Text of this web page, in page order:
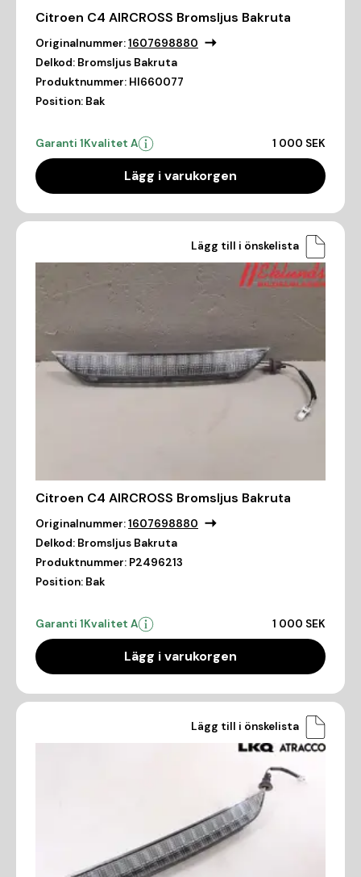
Citroen C4 AIRCROSS Bromsljus Bakruta
Originalnummer:1607698880
Delkod: Bromsljus Bakruta
Produktnummer: HI660077
Position: Bak
Garanti 1Kvalitet A 1 000 SEK
Lägg i varukorgen
Lägg till i önskelista
Citroen C4 AIRCROSS Bromsljus Bakruta
Originalnummer:1607698880
Delkod: Bromsljus Bakruta
Produktnummer: P2496213
Position: Bak
Garanti 1Kvalitet A 1 000 SEK
Lägg i varukorgen
Lägg till i önskelista